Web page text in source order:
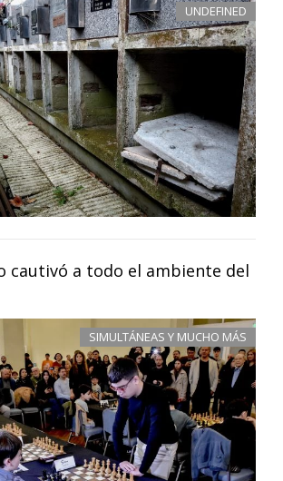
UNDEFINED
cautivó a todo el ambiente del
SIMULTÁNEAS Y MUCHO MÁS